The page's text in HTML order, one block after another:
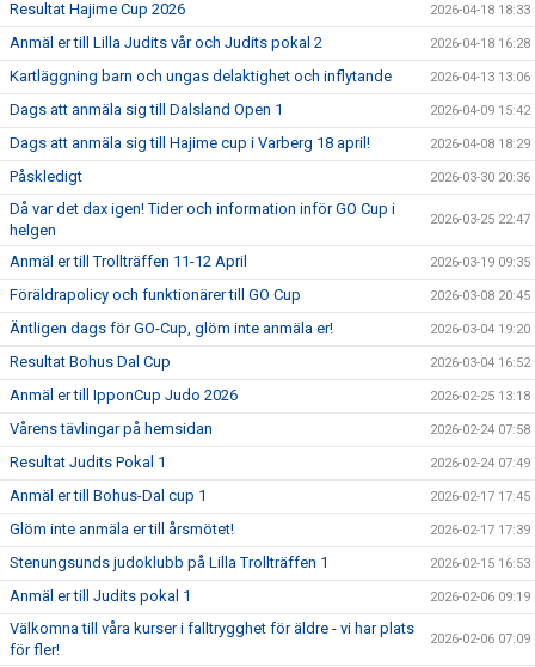
Resultat Hajime Cup 2026 2026-04-18 18:33
Anmäl er till Lilla Judits vår och Judits pokal 2 2026-04-18 16:28
Kartläggning barn och ungas delaktighet och inflytande 2026-04-13 13:06
Dags att anmäla sig till Dalsland Open 1 2026-04-09 15:42
Dags att anmäla sig till Hajime cup i Varberg 18 april! 2026-04-08 18:29
Påskledigt 2026-03-30 20:36
Då var det dax igen! Tider och information inför GO Cup i
helgen
2026-03-25 22:47
Anmäl er till Trollträffen 11-12 April 2026-03-19 09:35
Föräldrapolicy och funktionärer till GO Cup 2026-03-08 20:45
Äntligen dags för GO-Cup, glöm inte anmäla er! 2026-03-04 19:20
Resultat Bohus Dal Cup 2026-03-04 16:52
Anmäl er till IpponCup Judo 2026 2026-02-25 13:18
Vårens tävlingar på hemsidan 2026-02-24 07:58
Resultat Judits Pokal 1 2026-02-24 07:49
Anmäl er till Bohus-Dal cup 1 2026-02-17 17:45
Glöm inte anmäla er till årsmötet! 2026-02-17 17:39
Stenungsunds judoklubb på Lilla Trollträffen 1 2026-02-15 16:53
Anmäl er till Judits pokal 1 2026-02-06 09:19
Välkomna till våra kurser i falltrygghet för äldre - vi har plats
för fler!
2026-02-06 07:09